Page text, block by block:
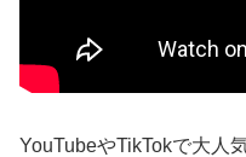
YouTubeやTikTokで大人